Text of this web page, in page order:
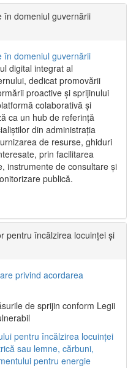
în domeniul guvernării
în domeniul guvernării
digital integrat al
dedicat promovării
proactive și sprijinului
colaborativă și
ca un hub de referință
din administrația
de resurse, ghiduri
prin facilitarea
instrumente de consultare și
publică.
pentru încălzirea locuinței și
privind acordarea
de sprijin conform Legii
pentru încălzirea locuinței
sau lemne, cărbuni,
pentru energie